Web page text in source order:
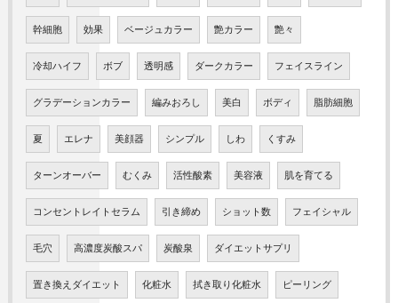
幹細胞 効果 ベージュカラー 艶カラー 艶々
冷却ハイフ ボブ 透明感 ダークカラー フェイスライン
グラデーションカラー 編みおろし 美白 ボディ 脂肪細胞
夏 エレナ 美顔器 シンプル しわ くすみ
ターンオーバー むくみ 活性酸素 美容液 肌を育てる
コンセントレイトセラム 引き締め ショット数 フェイシャル
毛穴 高濃度炭酸スパ 炭酸泉 ダイエットサプリ
置き換えダイエット 化粧水 拭き取り化粧水 ピーリング